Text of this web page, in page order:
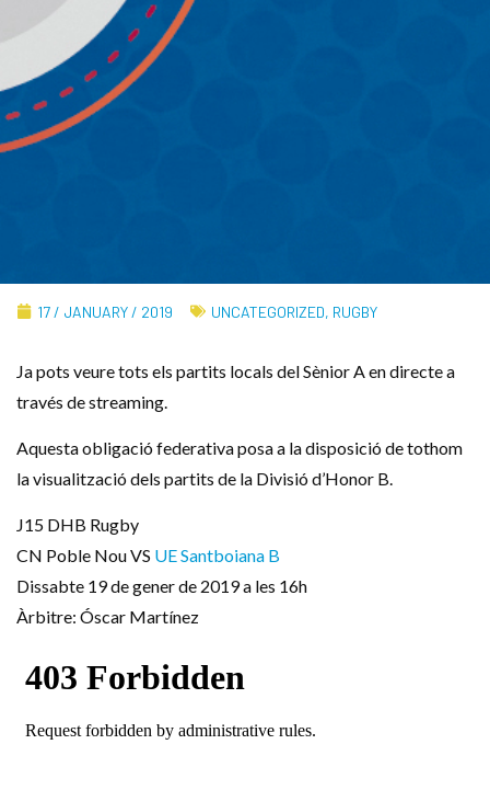
17 / JANUARY / 2019 UNCATEGORIZED, RUGBY
Ja pots veure tots els partits locals del Sènior A en directe a
través de streaming.
Aquesta obligació federativa posa a la disposició de tothom
la visualització dels partits de la Divisió d’Honor B.
J15 DHB Rugby
CN Poble Nou VS UE Santboiana B
Dissabte 19 de gener de 2019 a les 16h
Àrbitre: Óscar Martínez